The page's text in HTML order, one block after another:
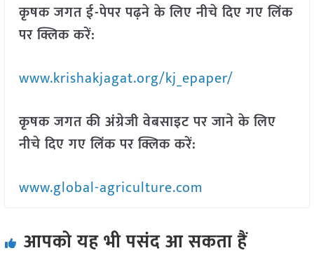
कृषक जगत ई-पेपर पढ़ने के लिए नीचे दिए गए लिंक
पर क्लिक करें:
www.krishakjagat.org/kj_epaper/
कृषक जगत की अंग्रेजी वेबसाइट पर जाने के लिए
नीचे दिए गए लिंक पर क्लिक करें:
www.global-agriculture.com
आपको यह भी पसंद आ सकता हैं